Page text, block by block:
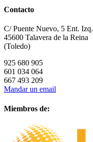
Contacto
C/ Puente Nuevo, 5 Ent. Izq.
45600 Talavera de la Reina
(Toledo)
925 680 905
601 034 064
667 493 209
Mandar un email
Miembros de: